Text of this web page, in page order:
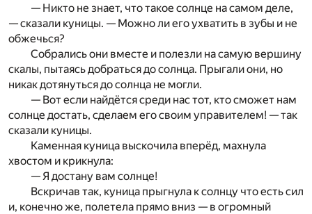
— Никто не знает, что такое солнце на самом деле,
— сказали куницы. — Можно ли его ухватить в зубы и не
обжечься?
Собрались они вместе и полезли на самую вершину
скалы, пытаясь добраться до солнца. Прыгали они, но
никак дотянуться до солнца не могли.
— Вот если найдётся среди нас тот, кто сможет нам
солнце достать, сделаем его своим управителем! — так
сказали куницы.
Каменная куница выскочила вперёд, махнула
хвостом и крикнула:
— Я достану вам солнце!
Вскричав так, куница прыгнула к солнцу что есть сил
и, конечно же, полетела прямо вниз — в огромный